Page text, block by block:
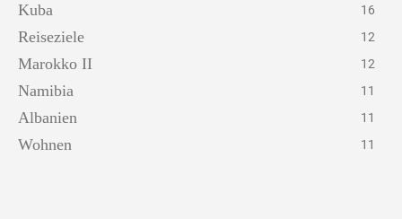
Kuba 16
Reiseziele 12
Marokko II 12
Namibia 11
Albanien 11
Wohnen 11